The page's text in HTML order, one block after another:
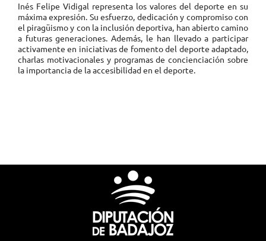
Inés Felipe Vidigal representa los valores del deporte en su
máxima expresión. Su esfuerzo, dedicación y compromiso con
el piragüismo y con la inclusión deportiva, han abierto camino
a futuras generaciones. Además, le han llevado a participar
activamente en iniciativas de fomento del deporte adaptado,
charlas motivacionales y programas de concienciación sobre
la importancia de la accesibilidad en el deporte.